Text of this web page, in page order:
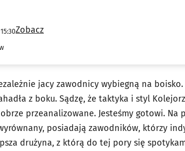
Zobacz
jacy zawodnicy wybiegną na
z boku. Sądzę, że taktyka i styl
przeanalizowane. Jesteśmy gotowi. Na
posiadają zawodników, którzy
drużyna, z którą do tej pory się